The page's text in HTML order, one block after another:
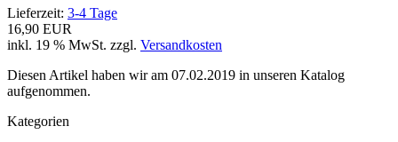
Lieferzeit: 3-4 Tage
16,90 EUR
inkl. 19 % MwSt. zzgl. Versandkosten
Diesen Artikel haben wir am 07.02.2019 in unseren Katalog
aufgenommen.
Kategorien